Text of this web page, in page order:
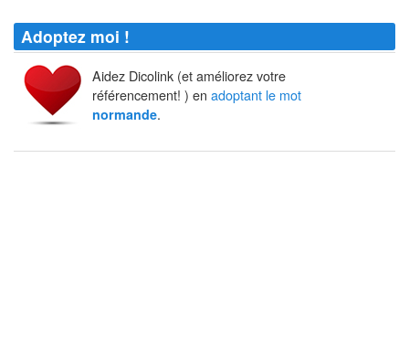
Adoptez moi !
Aidez Dicolink (et améliorez votre
référencement! ) en adoptant le mot
normande.